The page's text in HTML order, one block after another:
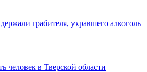
грабителя, укравшего алкоголь
человек в Тверской области